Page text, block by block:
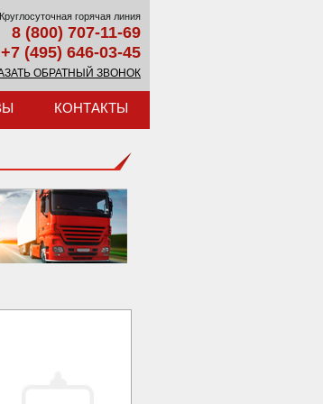
Круглосуточная горячая линия
8 (800) 707-11-69
+7 (495) 646-03-45
ОБРАТНЫЙ ЗВОНОК
КОНТАКТЫ